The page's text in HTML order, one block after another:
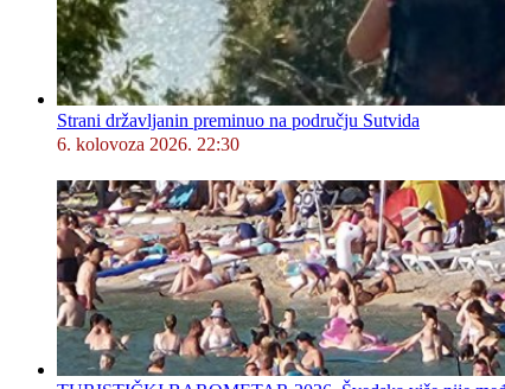
Strani državljanin preminuo na području Sutvida
6. kolovoza 2026. 22:30